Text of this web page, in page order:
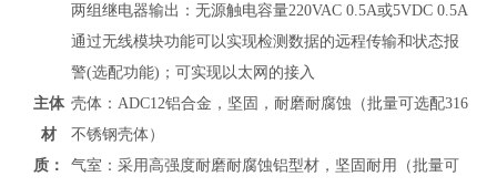
两组继电器输出：无源触电容量220VAC 0.5A或5VDC 0.5A
通过无线模块功能可以实现检测数据的远程传输和状态报
警(选配功能)；可实现以太网的接入
主体
材
质：
壳体：ADC12铝合金，坚固，耐磨耐腐蚀（批量可选配316
不锈钢壳体）
气室：采用高强度耐磨耐腐蚀铝型材，坚固耐用（批量可